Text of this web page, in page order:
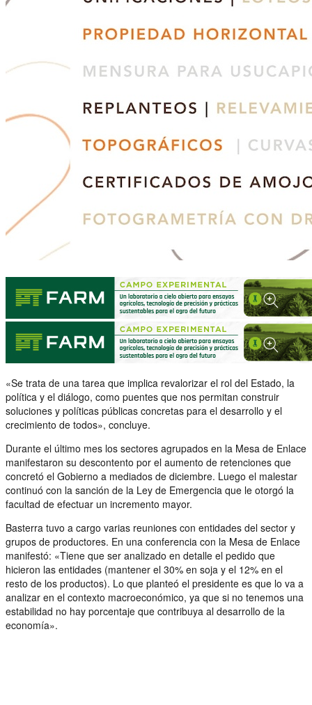
«Se trata de una tarea que implica revalorizar el rol del Estado, la
política y el diálogo, como puentes que nos permitan construir
soluciones y políticas públicas concretas para el desarrollo y el
crecimiento de todos», concluye.
Durante el último mes los sectores agrupados en la Mesa de Enlace
manifestaron su descontento por el aumento de retenciones que
concretó el Gobierno a mediados de diciembre. Luego el malestar
continuó con la sanción de la Ley de Emergencia que le otorgó la
facultad de efectuar un incremento mayor.
Basterra tuvo a cargo varias reuniones con entidades del sector y
grupos de productores. En una conferencia con la Mesa de Enlace
manifestó: «Tiene que ser analizado en detalle el pedido que
hicieron las entidades (mantener el 30% en soja y el 12% en el
resto de los productos). Lo que planteó el presidente es que lo va a
analizar en el contexto macroeconómico, ya que si no tenemos una
estabilidad no hay porcentaje que contribuya al desarrollo de la
economía».